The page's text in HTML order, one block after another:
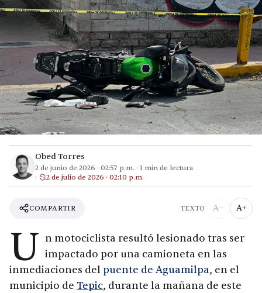
Obed Torres
2 de junio de 2026 · 02:57 p.m. · 1 min de lectura
2 de julio de 2026 · 02:10 p.m.
COMPARTIR TEXTO A− A+
U n motociclista resultó lesionado tras ser
impactado por una camioneta en las
inmediaciones del puente de Aguamilpa, en el
municipio de Tepic, durante la mañana de este